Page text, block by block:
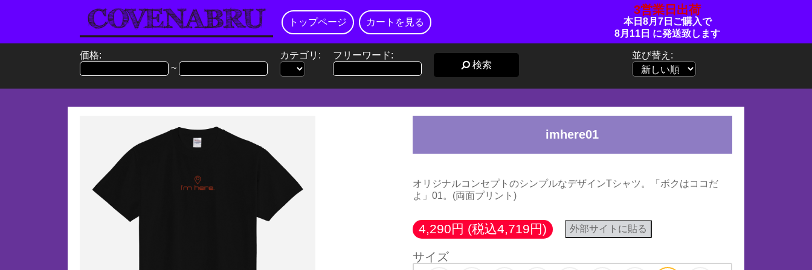
トップページ カートを見る
3営業日出荷
本日 8月7日 ご購入で
8月11日 に発送致します
価格:
~
カテゴリ:
フリーワード:
検索
並び替え:
imhere01
オリジナルコンセプトのシンプルなデザインTシャツ。「ボクはココだ
よ」01。(両面プリント)
4,290円 (税込4,719円) 外部サイトに貼る
サイズ